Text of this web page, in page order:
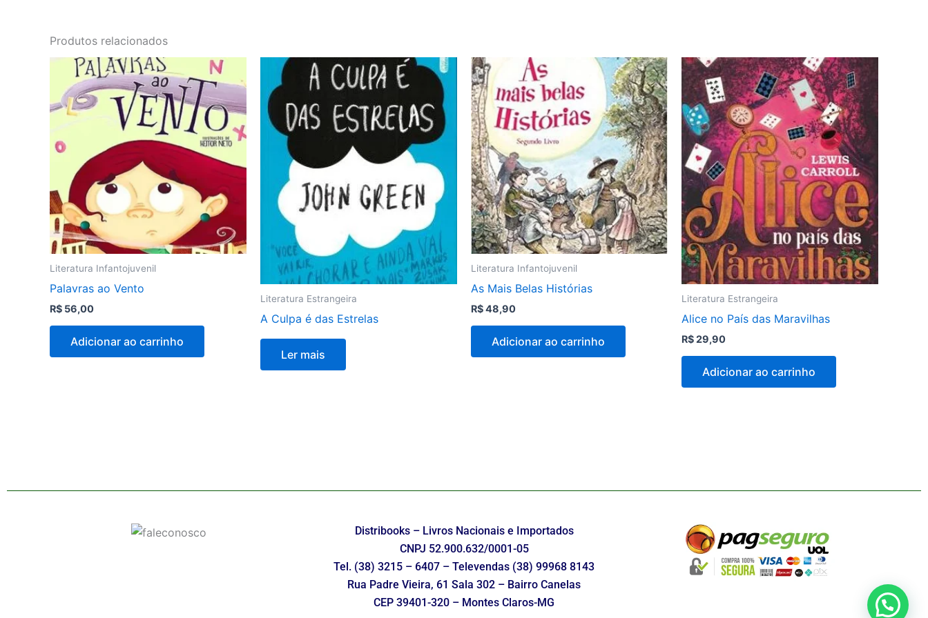
Produtos relacionados
Literatura Infantojuvenil
Palavras ao Vento
R$ 56,00
Adicionar ao carrinho
Literatura Estrangeira
A Culpa é das Estrelas
Ler mais
Literatura Infantojuvenil
As Mais Belas Histórias
R$48,90
Adicionar ao carrinho
Literatura Estrangeira
Alice no País das Maravilhas
R$29,90
Adicionar ao carrinho
Distribooks – Livros Nacionais e Importados
CNPJ 52.900.632/0001-05
Tel. (38) 3215 – 6407 – Televendas (38) 99968 8143
Rua Padre Vieira, 61 Sala 302 – Bairro Canelas
CEP 39401-320 – Montes Claros-MG